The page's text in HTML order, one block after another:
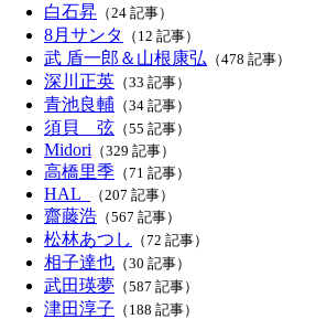
白石昇 （24 記事）
8月サンタ （12 記事）
武 盾一郎＆山根康弘 （478 記事）
深川正英 （33 記事）
青池良輔 （34 記事）
須貝 弦 （55 記事）
Midori （329 記事）
高橋里季 （71 記事）
HAL_ （207 記事）
齋藤浩 （567 記事）
松林あつし （72 記事）
相子達也 （30 記事）
武田瑛夢 （587 記事）
津田淳子 （188 記事）